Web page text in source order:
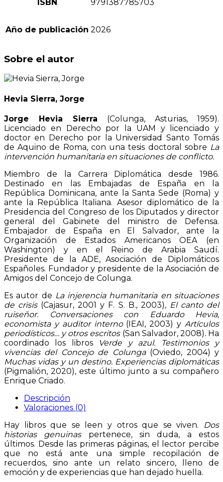
ISBN 9791387785703
Año de publicación 2026
Sobre el autor
Hevia Sierra, Jorge
Jorge Hevia Sierra (Colunga, Asturias, 1959).
Licenciado en Derecho por la UAM y licenciado y
doctor en Derecho por la Universidad Santo Tomás
de Aquino de Roma, con una tesis doctoral sobre La
intervención humanitaria en situaciones de conflicto.
Miembro de la Carrera Diplomática desde 1986.
Destinado en las Embajadas de España en la
República Dominicana, ante la Santa Sede (Roma) y
ante la República Italiana. Asesor diplomático de la
Presidencia del Congreso de los Diputados y director
general del Gabinete del ministro de Defensa.
Embajador de España en El Salvador, ante la
Organización de Estados Americanos OEA (en
Washington) y en el Reino de Arabia Saudí.
Presidente de la ADE, Asociación de Diplomáticos
Españoles. Fundador y presidente de la Asociación de
Amigos del Concejo de Colunga.
Es autor de La injerencia humanitaria en situaciones
de crisis (Cajasur, 2001 y F. S. B., 2003), El canto del
ruiseñor. Conversaciones con Eduardo Hevia,
economista y auditor interno (IEAI, 2003) yArtículos
periodísticos… y otros escritos (San Salvador, 2008). Ha
coordinado los librosVerde y azul. Testimonios y
vivencias del Concejo de Colunga(Oviedo, 2004) y
Muchas vidas y un destino. Experiencias diplomáticas
(Pigmalión, 2020), este último junto a su compañero
Enrique Criado.
Descripción
Valoraciones (0)
Hay libros que se leen y otros que se viven.
Dos
historias genuinas pertenece, sin duda, a estos
últimos. Desde las primeras páginas, el lector percibe
que no está ante una simple recopilación de
recuerdos, sino ante un relato sincero, lleno de
emoción y de experiencias que han dejado huella.